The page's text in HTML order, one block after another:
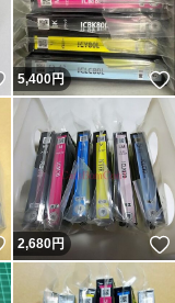
いいね！
5,400円
いいね！
2,680円